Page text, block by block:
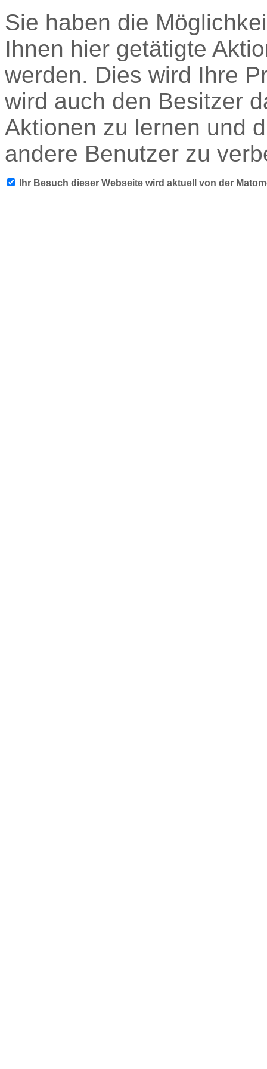
Sie haben die
Ihnen hier getätigte
werden. Dies wird Ihre
wird auch den Besitzer
Aktionen zu lernen und
andere Benutzer zu
Ihr Besuch dieser Webseite wird aktuell von der